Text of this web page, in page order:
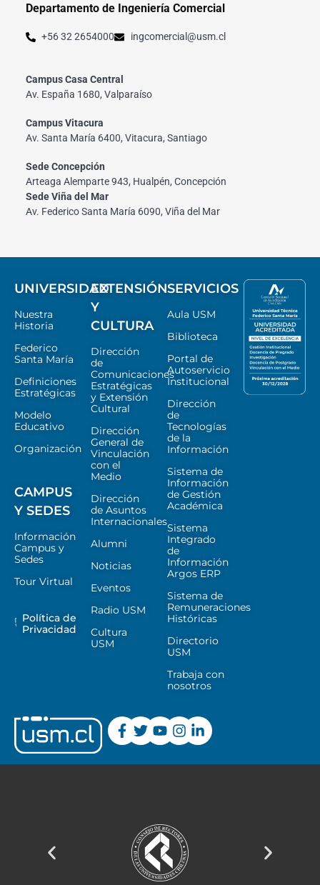
Departamento de Ingeniería Comercial
+56 32 2654000 ingcomercial@usm.cl
Campus Casa Central
Av. España 1680, Valparaíso
Campus Vitacura
Av. Santa María 6400, Vitacura, Santiago
Sede Concepción
Arteaga Alemparte 943, Hualpén, Concepción
Sede Viña del Mar
Av. Federico Santa María 6090, Viña del Mar
UNIVERSIDAD
Nuestra
Historia
Federico
Santa María
Definiciones
Estratégicas
Modelo
Educativo
Organización
CAMPUS
Y SEDES
Información
Campus y
Sedes
Tour Virtual
Política de
Privacidad
EXTENSIÓN
Y
CULTURA
Dirección
de
Comunicaciones
Estratégicas
y Extensión
Cultural
Dirección
General de
Vinculación
con el
Medio
Dirección
de Asuntos
Internacionales
Alumni
Noticias
Eventos
Radio USM
Cultura
USM
SERVICIOS
Aula USM
Biblioteca
Portal de
Autoservicio
Institucional
Dirección
de
Tecnologías
de la
Información
Sistema de
Información
de Gestión
Académica
Sistema
Integrado
de
Información
Argos ERP
Sistema de
Remuneraciones
Históricas
Directorio
USM
Trabaja con
nosotros